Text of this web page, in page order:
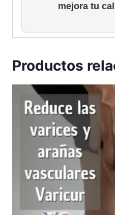
mejora tu
Productos